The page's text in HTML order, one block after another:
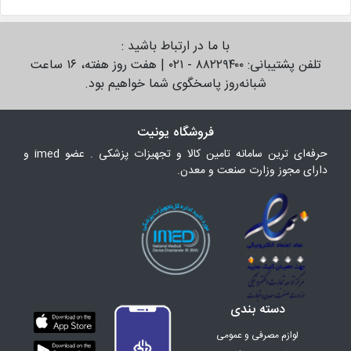
با ما در ارتباط باشید :
تلفن پشتیبانی: ۸۸۲۲۹۴۰۰ - ۰۲۱ | هفت روز هفته، ۱۶ ساعت
شبانه‌روز پاسخگوی شما خواهیم بود.
فروشگاه یونیت
حرفه‌ای ترین سامانه تامین کالا و تجهیزات پزشکی . عضو imed و
دارای مجوز وزارت صنعت و معدن.
دسته بندی
لوازم مصرفی و عمومی